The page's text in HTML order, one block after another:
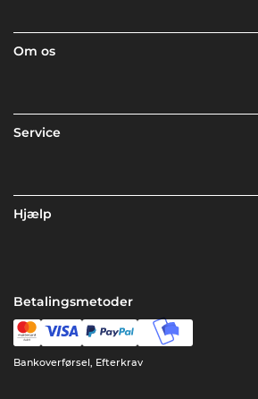
Om os
Service
Hjælp
Betalingsmetoder
Bankoverførsel, Efterkrav